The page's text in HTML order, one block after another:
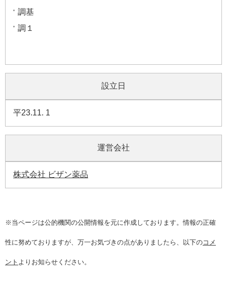
調基
調１
設立日
平23.11. 1
運営会社
株式会社 ビザン薬品
※当ページは公的機関の公開情報を元に作成しております。情報の正確
性に努めておりますが、万一お気づきの点がありましたら、以下のコメ
ント よりお知らせください。